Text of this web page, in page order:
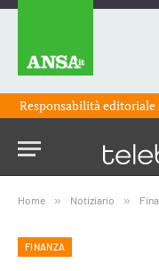
Responsabilità
Home » Notiziario »
FINANZA